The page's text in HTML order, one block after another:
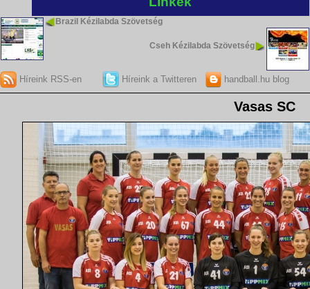
Brazil Kézilabda Szövetség
Cseh Kézilabda Szövetség
Híreink RSS-en Híreink a Twitteren handball.hu blog
Vasas SC